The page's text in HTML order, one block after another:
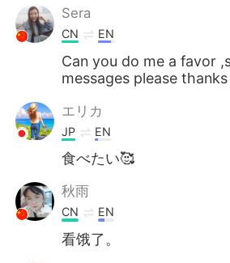
Sera
CN EN
Can you do me a favor
messages please thanks
エリカ
JP EN
食べたい🥰
秋雨
CN EN
看饿了。